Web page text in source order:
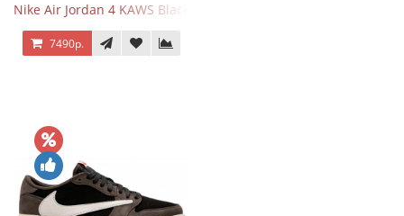
Nike Air Jordan 4 KAWS Black
7490р.